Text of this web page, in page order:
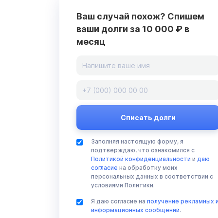
Ваш случай похож? Спишем
ваши долги за 10 000 ₽ в
месяц
Заполняя настоящую форму, я
подтверждаю, что ознакомился с
Политикой конфиденциальности и даю
согласие на обработку моих
персональных данных в соответствии с
условиями Политики.
Я даю согласие на получение рекламных
информационных сообщений.